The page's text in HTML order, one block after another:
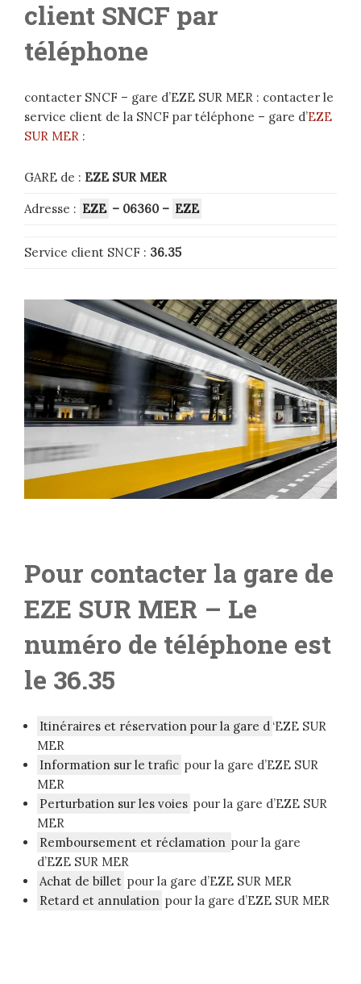
client SNCF par
téléphone
contacter SNCF – gare d’EZE SUR MER : contacter le
service client de la SNCF par téléphone – gare d’EZE
SUR MER :
GARE de : EZE SUR MER
Adresse : EZE – 06360 – EZE
Service client SNCF : 36.35
Pour contacter la gare de
EZE SUR MER – Le
numéro de téléphone est
le 36.35
Itinéraires et réservation pour la gare d ‘EZE SUR
MER
Information sur le trafic pour la gare d’EZE SUR
MER
Perturbation sur les voies pour la gare d’EZE SUR
MER
Remboursement et réclamation pour la gare
d’EZE SUR MER
Achat de billet pour la gare d’EZE SUR MER
Retard et annulation pour la gare d’EZE SUR MER